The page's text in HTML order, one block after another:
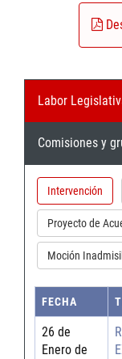
Labor
Comisiones y
Intervención
Proyecto de
Moción
FECHA
26 de
Enero de